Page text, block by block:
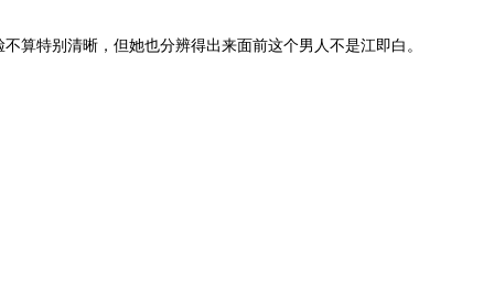
特别清晰，但她也分辨得出来面前这个男人不是江即白。